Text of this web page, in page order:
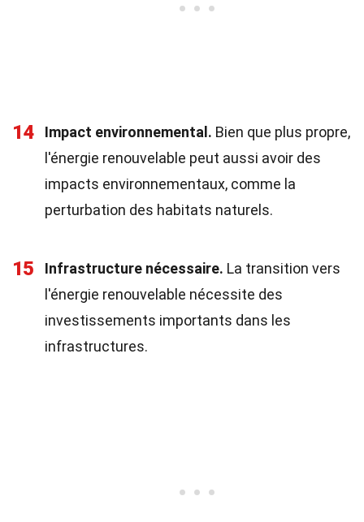
14 Impact environnemental. Bien que plus propre,
l'énergie renouvelable peut aussi avoir des
impacts environnementaux, comme la
perturbation des habitats naturels.
15 Infrastructure nécessaire. La transition vers
l'énergie renouvelable nécessite des
investissements importants dans les
infrastructures.